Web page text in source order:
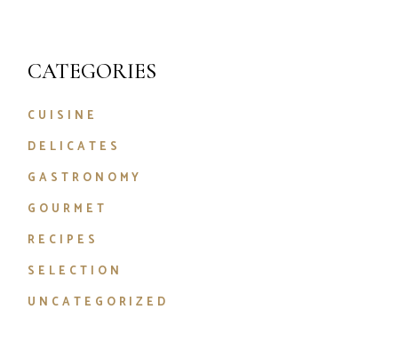
CATEGORIES
CUISINE
DELICATES
GASTRONOMY
GOURMET
RECIPES
SELECTION
UNCATEGORIZED